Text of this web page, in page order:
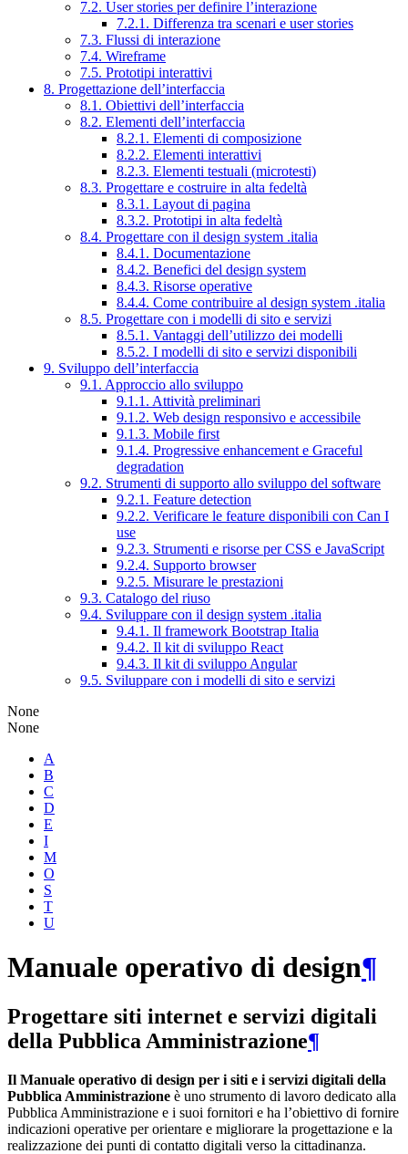
7.2. User stories per definire l’interazione
7.2.1. Differenza tra scenari e user stories
7.3. Flussi di interazione
7.4. Wireframe
7.5. Prototipi interattivi
8. Progettazione dell’interfaccia
8.1. Obiettivi dell’interfaccia
8.2. Elementi dell’interfaccia
8.2.1. Elementi di composizione
8.2.2. Elementi interattivi
8.2.3. Elementi testuali (microtesti)
8.3. Progettare e costruire in alta fedeltà
8.3.1. Layout di pagina
8.3.2. Prototipi in alta fedeltà
8.4. Progettare con il design system .italia
8.4.1. Documentazione
8.4.2. Benefici del design system
8.4.3. Risorse operative
8.4.4. Come contribuire al design system .italia
8.5. Progettare con i modelli di sito e servizi
8.5.1. Vantaggi dell’utilizzo dei modelli
8.5.2. I modelli di sito e servizi disponibili
9. Sviluppo dell’interfaccia
9.1. Approccio allo sviluppo
9.1.1. Attività preliminari
9.1.2. Web design responsivo e accessibile
9.1.3. Mobile first
9.1.4. Progressive enhancement e Graceful
degradation
9.2. Strumenti di supporto allo sviluppo del software
9.2.1. Feature detection
9.2.2. Verificare le feature disponibili con Can I
use
9.2.3. Strumenti e risorse per CSS e JavaScript
9.2.4. Supporto browser
9.2.5. Misurare le prestazioni
9.3. Catalogo del riuso
9.4. Sviluppare con il design system .italia
9.4.1. Il framework Bootstrap Italia
9.4.2. Il kit di sviluppo React
9.4.3. Il kit di sviluppo Angular
9.5. Sviluppare con i modelli di sito e servizi
None
None
A
B
C
D
E
I
M
O
S
T
U
Manuale operativo di design¶
Progettare siti internet e servizi digitali
della Pubblica Amministrazione¶
Il Manuale operativo di design per i siti e i servizi digitali della
Pubblica Amministrazione è uno strumento di lavoro dedicato alla
Pubblica Amministrazione e i suoi fornitori e ha l’obiettivo di fornire
indicazioni operative per orientare e migliorare la progettazione e la
realizzazione dei punti di contatto digitali verso la cittadinanza.